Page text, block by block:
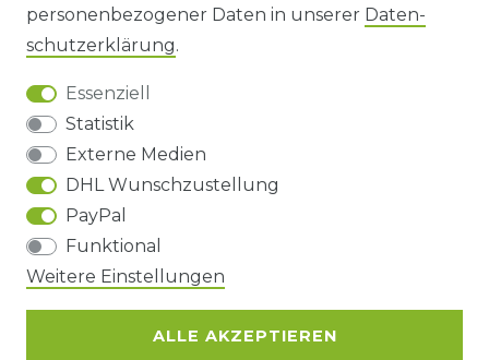
DATENSCHUTZERKLÄRUNG
BARRIEREFREIHEIT
Impressum Daten­schutz­erklärung
Barrierefreiheitserklärung
personenbezogener Daten in unserer Daten­
schutz­erklärung.
Essenziell
Statistik
Externe Medien
DHL Wunschzustellung
PayPal
Funktional
Weitere Einstellungen
ALLE AKZEPTIEREN